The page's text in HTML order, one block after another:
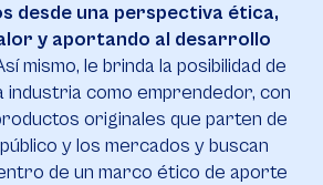
desde una perspectiva ética,
y aportando al desarrollo
mismo, le brinda la posibilidad de
industria como emprendedor, con
originales que parten de
y los mercados y buscan
de un marco ético de aporte